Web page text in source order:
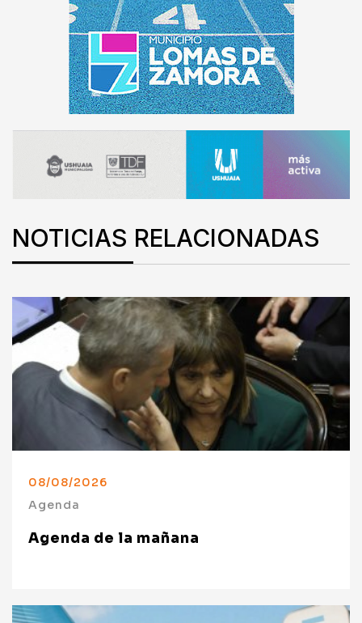
NOTICIAS RELACIONADAS
08/08/2026
Agenda
Agenda de la mañana